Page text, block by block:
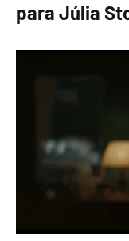
para Júlia